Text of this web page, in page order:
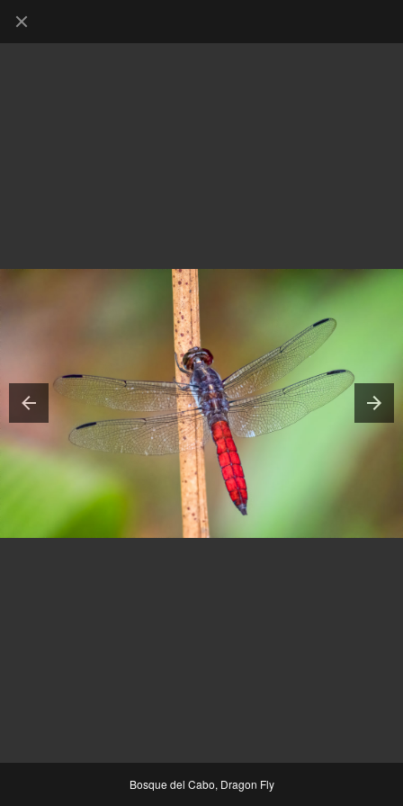
Bosque del Cabo, Dragon Fly